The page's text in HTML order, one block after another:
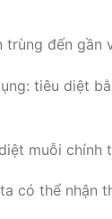
đến gần
tiêu diệt
muỗi chính
có thể nhận